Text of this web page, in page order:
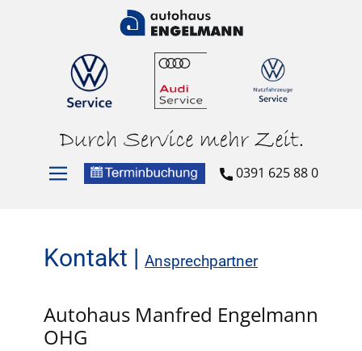
0391 625 88 0
Kontakt | Ansprechpartner
Autohaus Manfred Engelmann
OHG